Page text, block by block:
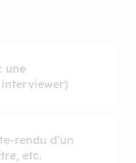
une
interviewer)
rendu d’un
etc.